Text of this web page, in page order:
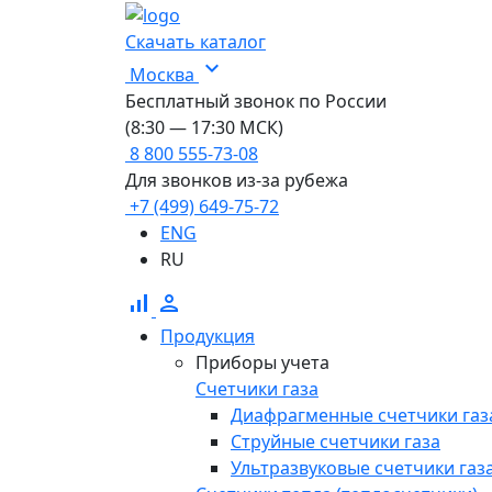
Скачать каталог
Москва expand_more
Бесплатный звонок по России
(8:30 — 17:30 МСК)
8 800 555-73-08
Для звонков из-за рубежа
+7 (499) 649-75-72
ENG
RU
signal_cellular_alt person
Продукция
Приборы учета
Счетчики газа
Диафрагменные счетчики
Струйные счетчики газа
Ультразвуковые счетчики